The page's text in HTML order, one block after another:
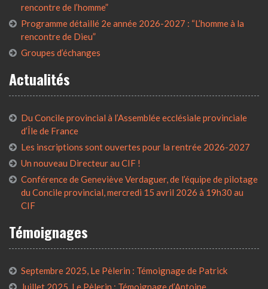
rencontre de l’homme”
Programme détaillé 2e année 2026-2027 : “L’homme à la
rencontre de Dieu”
Groupes d’échanges
Actualités
Du Concile provincial à l’Assemblée ecclésiale provinciale
d’Île de France
Les inscriptions sont ouvertes pour la rentrée 2026-2027
Un nouveau Directeur au CIF !
Conférence de Geneviève Verdaguer, de l’équipe de pilotage
du Concile provincial, mercredi 15 avril 2026 à 19h30 au
CIF
Témoignages
Septembre 2025, Le Pèlerin : Témoignage de Patrick
Juillet 2025, Le Pèlerin : Témoignage d’Antoine